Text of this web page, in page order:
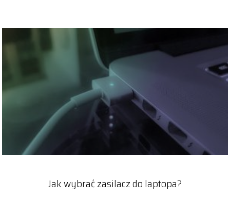
Jak wybrać zasilacz do laptopa?